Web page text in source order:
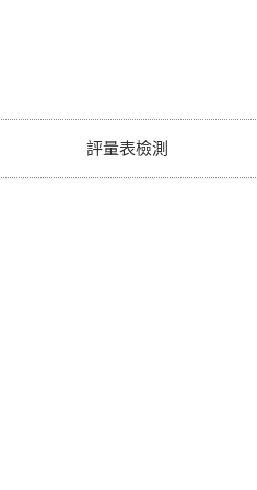
評量表檢測